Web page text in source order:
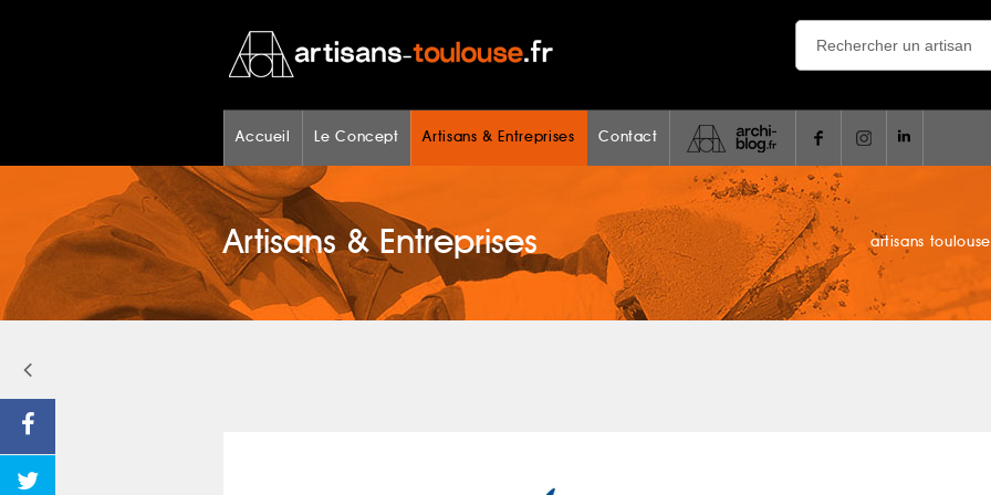
Accueil Le Concept Artisans & Entreprises Contact
Artisans & Entreprises artisans toulouse